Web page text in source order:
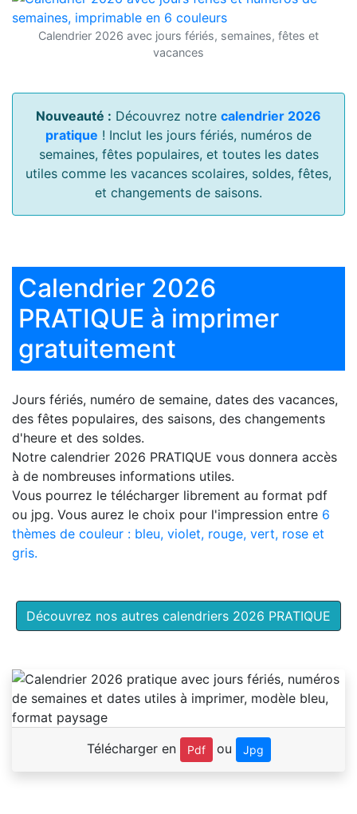
Calendrier 2026 avec jours fériés, semaines, fêtes et
vacances
Nouveauté : Découvrez notre calendrier 2026
pratique ! Inclut les jours fériés, numéros de
semaines, fêtes populaires, et toutes les dates
utiles comme les vacances scolaires, soldes, fêtes,
et changements de saisons.
Calendrier 2026
PRATIQUE à imprimer
gratuitement
Jours fériés, numéro de semaine, dates des vacances,
des fêtes populaires, des saisons, des changements
d'heure et des soldes.
Notre calendrier 2026 PRATIQUE vous donnera accès
à de nombreuses informations utiles.
Vous pourrez le télécharger librement au format pdf
ou jpg. Vous aurez le choix pour l'impression entre 6
thèmes de couleur : bleu, violet, rouge, vert, rose et
gris.
Découvrez nos autres calendriers 2026 PRATIQUE
Télécharger en Pdf ou Jpg